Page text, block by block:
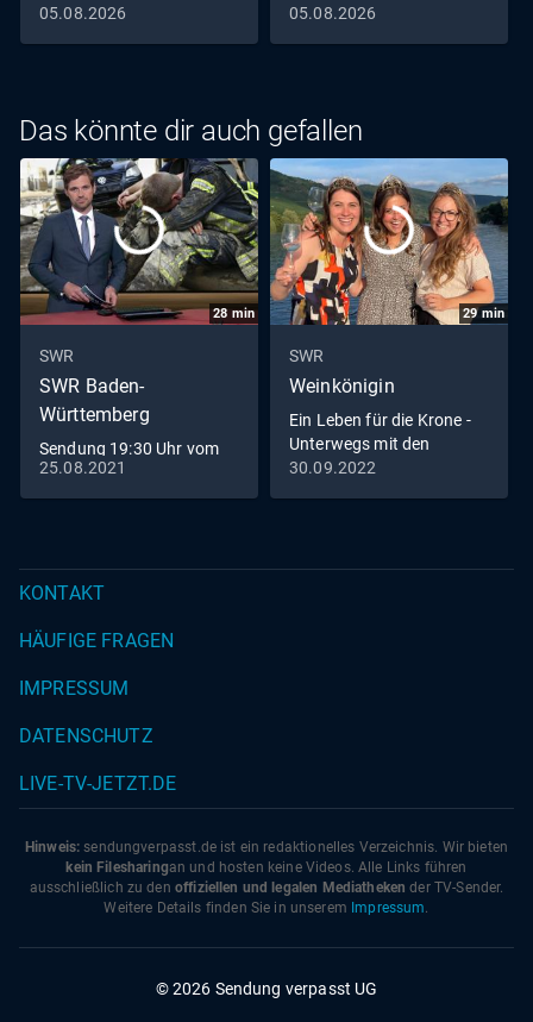
05.08.2026
05.08.2026
Das könnte dir auch gefallen
28min
SWR
SWR Baden-
Württemberg
Sendung 19:30 Uhr vom
25.8.2021
25.08.2021
29min
SWR
Weinkönigin
Ein Leben für die Krone -
Unterwegs mit den
Weinköniginnen
30.09.2022
KONTAKT
HÄUFIGE FRAGEN
IMPRESSUM
DATENSCHUTZ
LIVE-TV-JETZT.DE
Hinweis: sendungverpasst.de ist ein redaktionelles Verzeichnis. Wir bieten
kein Filesharingan und hosten keine Videos. Alle Links führen
ausschließlich zu den offiziellen und legalen Mediatheken der TV-Sender.
Weitere Details finden Sie in unserem Impressum.
© 2026 Sendung verpasst UG